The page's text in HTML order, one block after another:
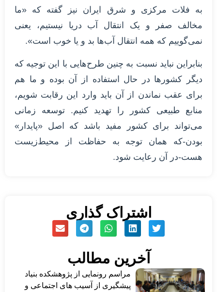
به فلات مرکزی و شرق ایران نیز گفته که «ما
مخالف صفر و یک انتقال آب دریا نیستیم، یعنی
نمی‌گوییم که همه انتقال آب‌ها بد و یا خوب است».
بنابراین نباید نسبت به چنین طرح‌هایی با این توجیه که
دیگر کشورها در حال استفاده از آن بوده و ما هم
برای عقب نماندن از آن باید وارد این رقابت شویم،
منابع طبیعی کشور را تهدید کنیم. توسعه زمانی
می‌تواند برای کشور مفید باشد که اصل «پایدار»
بودن-که همان توجه به حفاظت از محیط‌زیست
هست-در آن رعایت شود.
اشتراک گذاری
آخرین مطالب
مراسم رونمایی از پژوهشکده بنیاد
پیشگیری از آسیب های اجتماعی و